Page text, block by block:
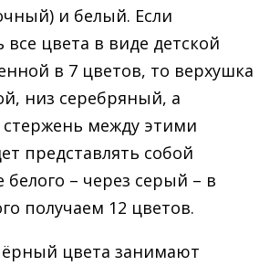
и белый. Если
все цвета в виде детской
в 7 цветов, то верхушка
низ серебряный, а
между этими
представлять собой
белого – через серый – в
получаем 12 цветов.
цвета занимают